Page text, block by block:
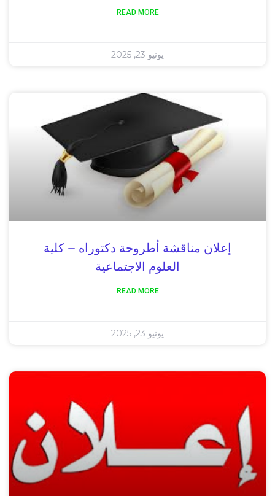
READ MORE
يونيو 23, 2025
إعلان مناقشة أطروحة دكتوراه – كلية
العلوم الاجتماعية
READ MORE
يونيو 23, 2025